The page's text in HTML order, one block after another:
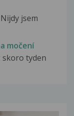
jsem
močení
skoro tyden